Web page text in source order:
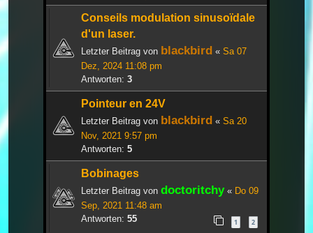
Conseils modulation sinusoïdale
d'un laser.
Letzter Beitrag von blackbird « Sa 07
Dez, 2024 11:08 pm
Antworten: 3
Pointeur en 24V
Letzter Beitrag von blackbird « Sa 20
Nov, 2021 9:57 pm
Antworten: 5
Bobinages
Letzter Beitrag von doctoritchy« Do 09
Sep, 2021 11:48 am
Antworten: 55 1 2